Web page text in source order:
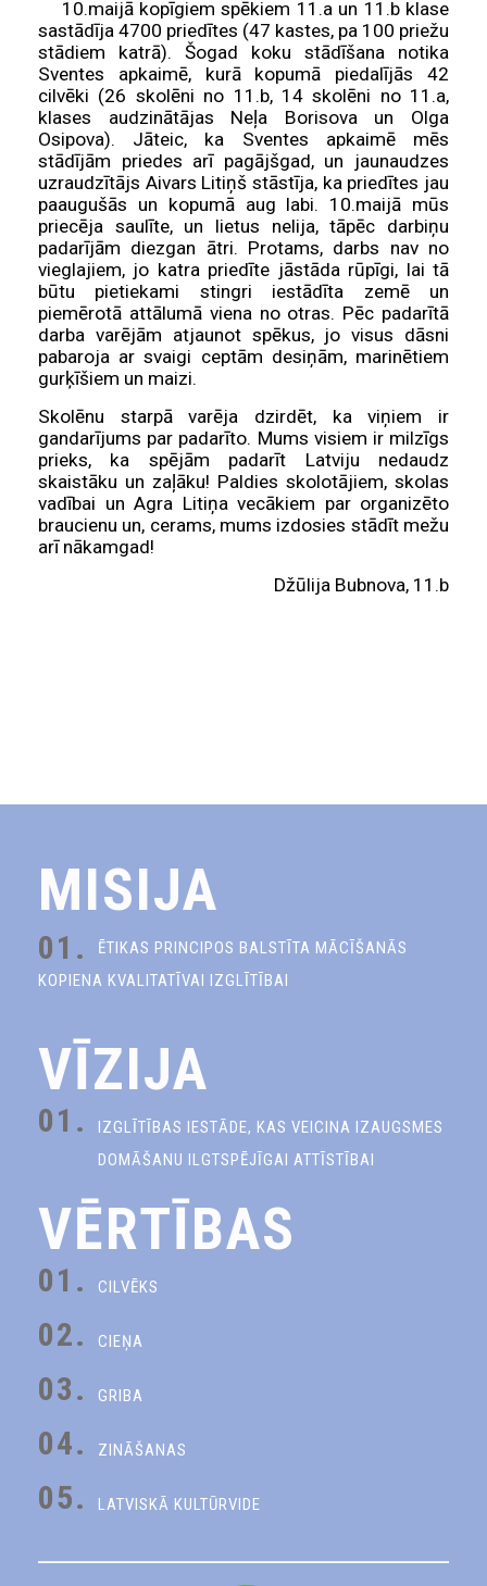
10.maijā kopīgiem spēkiem 11.a un 11.b klase
sastādīja 4700 priedītes (47 kastes, pa 100 priežu
stādiem katrā). Šogad koku stādīšana notika
Sventes apkaimē, kurā kopumā piedalījās 42
cilvēki (26 skolēni no 11.b, 14 skolēni no 11.a,
klases audzinātājas Neļa Borisova un Olga
Osipova). Jāteic, ka Sventes apkaimē mēs
stādījām priedes arī pagājšgad, un jaunaudzes
uzraudzītājs Aivars Litiņš stāstīja, ka priedītes jau
paaugušās un kopumā aug labi. 10.maijā mūs
priecēja saulīte, un lietus nelija, tāpēc darbiņu
padarījām diezgan ātri. Protams, darbs nav no
vieglajiem, jo katra priedīte jāstāda rūpīgi, lai tā
būtu pietiekami stingri iestādīta zemē un
piemērotā attālumā viena no otras. Pēc padarītā
darba varējām atjaunot spēkus, jo visus dāsni
pabaroja ar svaigi ceptām desiņām, marinētiem
gurķīšiem un maizi.
Skolēnu starpā varēja dzirdēt, ka viņiem ir
gandarījums par padarīto. Mums visiem ir milzīgs
prieks, ka spējām padarīt Latviju nedaudz
skaistāku un zaļāku! Paldies skolotājiem, skolas
vadībai un Agra Litiņa vecākiem par organizēto
braucienu un, cerams, mums izdosies stādīt mežu
arī nākamgad!
Džūlija Bubnova, 11.b
MISIJA
01.
ĒTIKAS PRINCIPOS BALSTĪTA MĀCĪŠANĀS
KOPIENA KVALITATĪVAI IZGLĪTĪBAI
VĪZIJA
01.
IZGLĪTĪBAS IESTĀDE, KAS VEICINA IZAUGSMES
DOMĀŠANU ILGTSPĒJĪGAI ATTĪSTĪBAI
VĒRTĪBAS
01. CILVĒKS
02. CIEŅA
03. GRIBA
04. ZINĀŠANAS
05. LATVISKĀ KULTŪRVIDE